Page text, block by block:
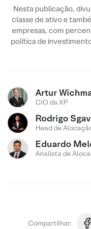
Nesta publicação,
classe de ativo e
empresas, com
política de
Artur
CIO da XP
Rodrigo
Head de
Eduardo
Analista de
Compartilhar: